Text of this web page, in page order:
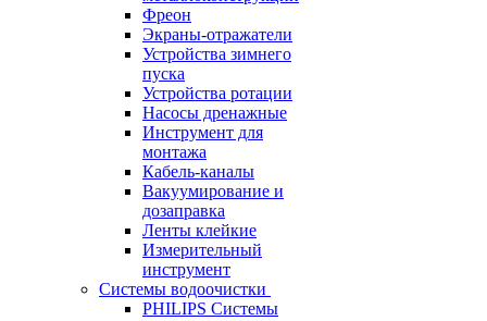
Фреон
Экраны-отражатели
Устройства зимнего
пуска
Устройства ротации
Насосы дренажные
Инструмент для
монтажа
Кабель-каналы
Вакуумирование и
дозаправка
Ленты клейкие
Измерительный
инструмент
Системы водоочистки
PHILIPS Системы